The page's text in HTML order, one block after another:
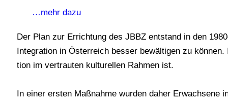
…mehr dazu
Der Plan zur Errich­tung des JBBZ ent­stand in den
Inte­gra­tion in Öster­reich bes­ser bewäl­ti­gen zu
tion im ver­trau­ten kul­tu­rel­len Rah­men ist.
In einer ers­ten Maß­nahme wur­den daher Erwach­sene